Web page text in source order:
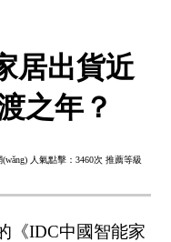
居出貨近
之年？
人氣點擊： 3460次 推薦等級
IDC中國智能家